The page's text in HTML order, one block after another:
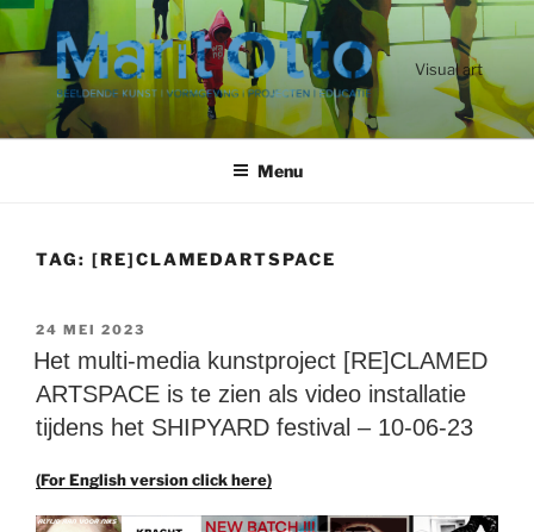
Ga
naar
de
Visual art
Menu
TAG: [RE]CLAMEDARTSPACE
GEPLAATST
OP
24 MEI 2023
Het multi-media kunstproject [RE]CLAMED
ARTSPACE is te zien als video installatie
tijdens het SHIPYARD festival – 10-06-23
(For English version click here)